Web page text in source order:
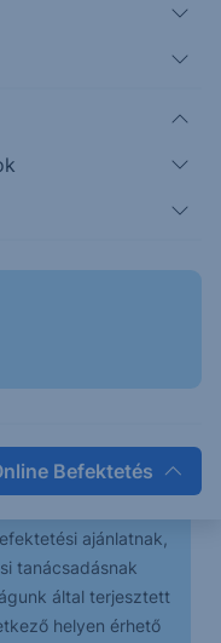
Befektetés
A belső
alapján valamivel
érkezhet a piacra,
az Erste Bank
vagy az Erste
ajánlatnak,
tanácsadásnak
által terjesztett
helyen érhető